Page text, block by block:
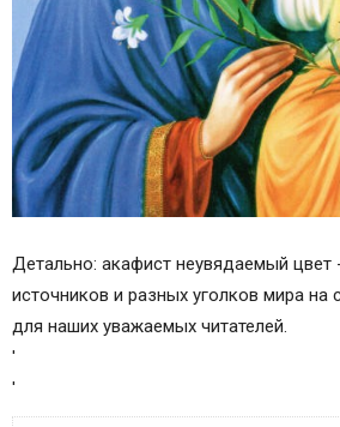
Детально: акафист неувядаемый цвет
источников и разных уголков мира на
для наших уважаемых читателей.
'
'